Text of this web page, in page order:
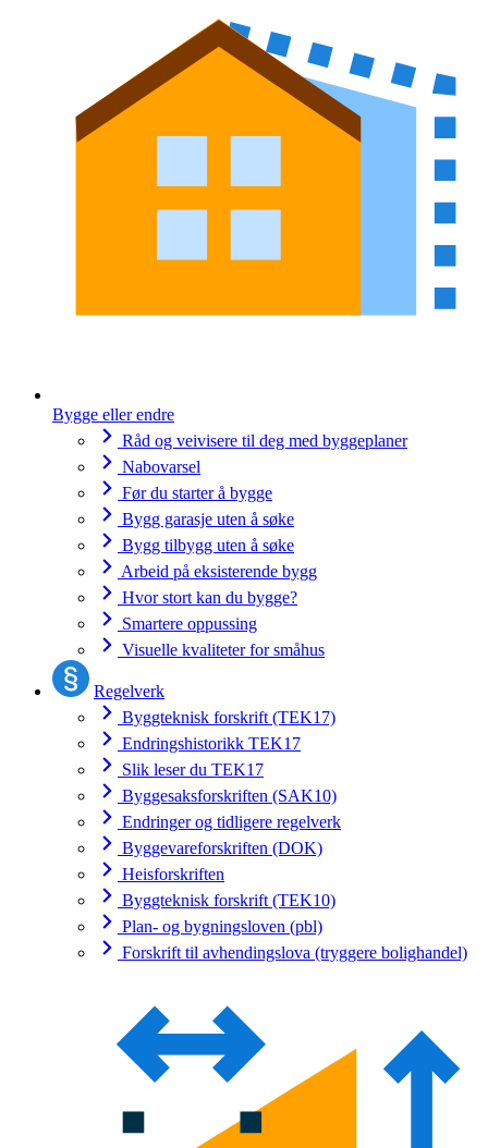
Bygge eller endre
Råd og veivisere til deg med byggeplaner
Nabovarsel
Før du starter å bygge
Bygg garasje uten å søke
Bygg tilbygg uten å søke
Arbeid på eksisterende bygg
Hvor stort kan du bygge?
Smartere oppussing
Visuelle kvaliteter for småhus
Regelverk
Byggteknisk forskrift (TEK17)
Endringshistorikk TEK17
Slik leser du TEK17
Byggesaksforskriften (SAK10)
Endringer og tidligere regelverk
Byggevareforskriften (DOK)
Heisforskriften
Byggteknisk forskrift (TEK10)
Plan- og bygningsloven (pbl)
Forskrift til avhendingslova (tryggere bolighandel)